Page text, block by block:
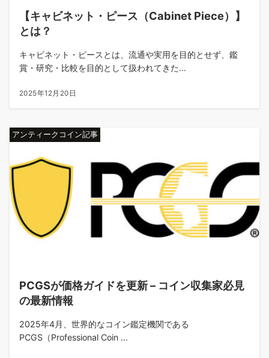
【キャビネット・ピース（Cabinet Piece）】
とは？
キャビネット・ピースとは、流通や実用を目的とせず、鑑
賞・研究・比較を目的として扱われてきた...
2025年12月20日
アンティークコイン記事
PCGSが価格ガイドを更新 – コイン収集家必見
の最新情報
2025年4月、世界的なコイン鑑定機関である
PCGS（Professional Coin ...